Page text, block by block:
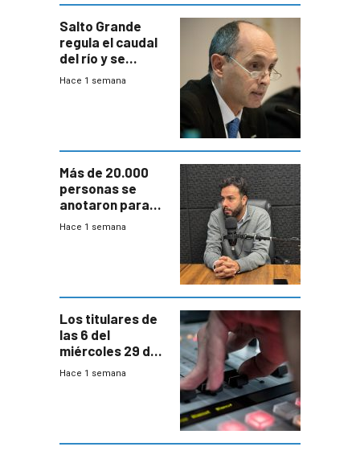
Salto Grande
regula el caudal
del río y se
prepara para un
Hace 1 semana
Más de 20.000
personas se
anotaron para
las pruebas
Hace 1 semana
Los titulares de
las 6 del
miércoles 29 de
julio de 2026
Hace 1 semana